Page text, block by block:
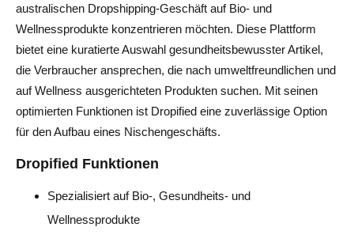
australischen Dropshipping-Geschäft auf Bio- und
Wellnessprodukte konzentrieren möchten. Diese Plattform
bietet eine kuratierte Auswahl gesundheitsbewusster Artikel,
die Verbraucher ansprechen, die nach umweltfreundlichen und
auf Wellness ausgerichteten Produkten suchen. Mit seinen
optimierten Funktionen ist Dropified eine zuverlässige Option
für den Aufbau eines Nischengeschäfts.
Dropified Funktionen
Spezialisiert auf Bio-, Gesundheits- und
Wellnessprodukte